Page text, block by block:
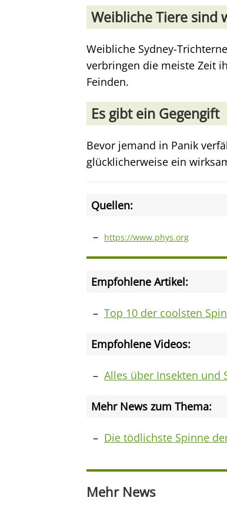
Weibliche Tiere sind
Weibliche Sydney-
verbringen die meiste Zeit
Feinden.
Es gibt ein Gegengift
Bevor jemand in Panik
glücklicherweise ein
Quellen:
https://www.phys.org
Empfohlene Artikel:
Top 10 der coolsten
Empfohlene Videos:
Alles über Insekten und
Mehr News zum Thema:
Die tödlichste Spinne
Mehr News